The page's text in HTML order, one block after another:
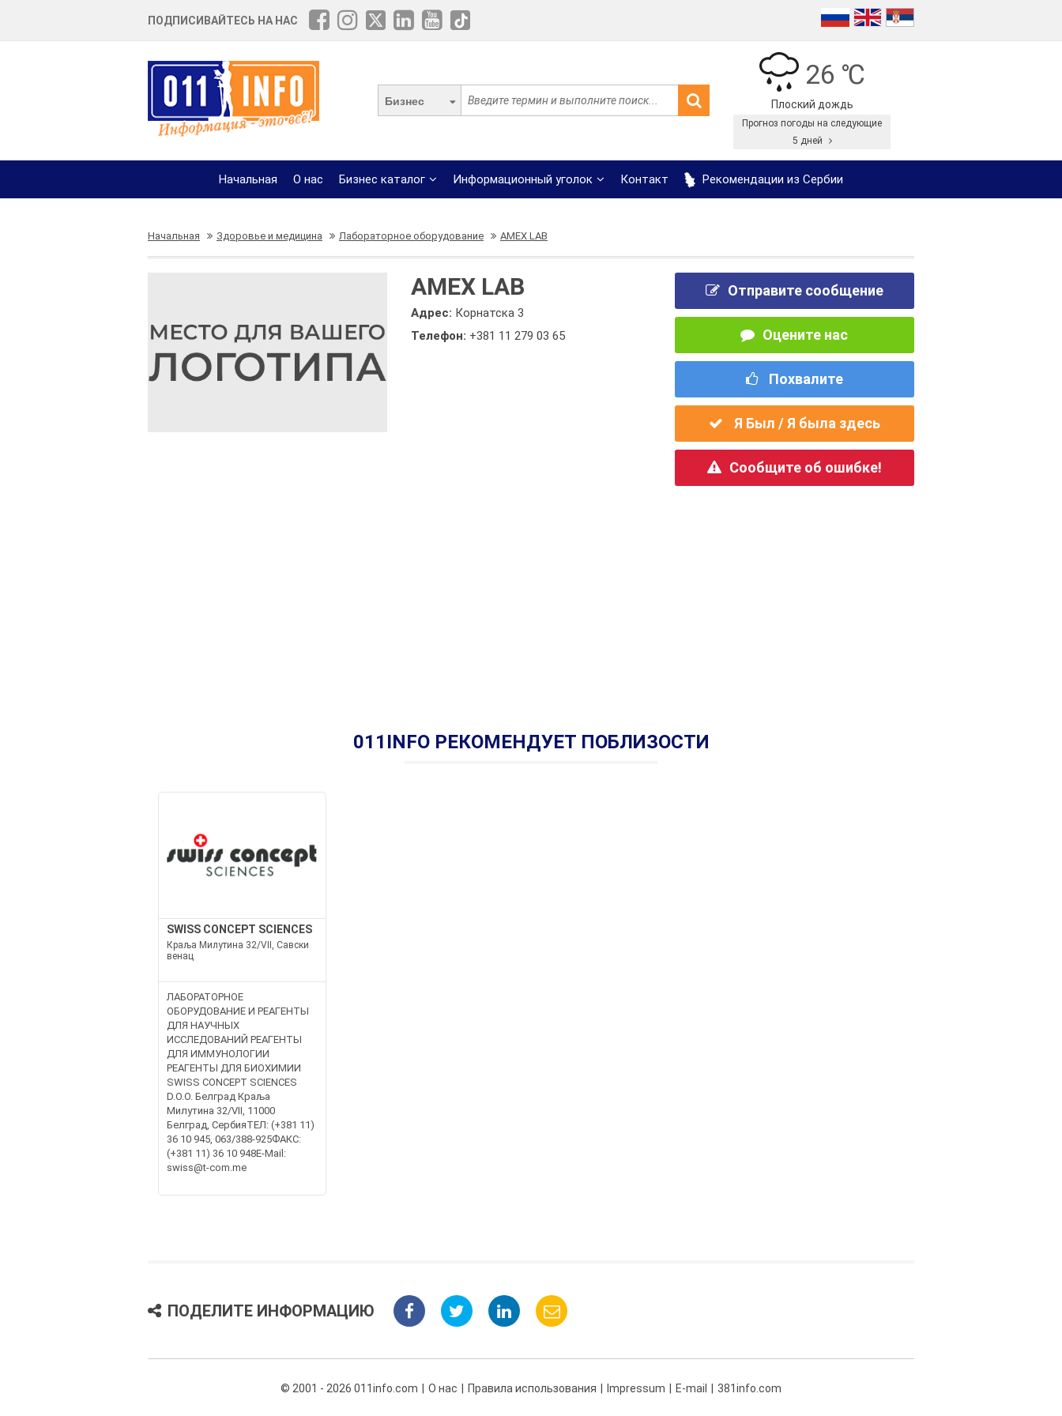
ПОДПИСИВАЙТЕСЬ НА НАС
Бизнес
26 ℃
Плоский дождь
Прогноз погоды на следующие
5 дней
Начальная О нас Бизнес каталог Информационный уголок Контакт Рекомендации из Сербии
Начальная Здоровье и медицина Лабораторное оборудование AMEX LAB
AMEX LAB
Адрес: Корнатска 3
Телефон: +381 11 279 03 65
Отправите сообщение
Оцените нас
Похвалите
Я Был / Я была здесь
Сообщите об ошибке!
011INFO РЕКОМЕНДУЕТ ПОБЛИЗОСТИ
SWISS CONCEPT SCIENCES
Краља Милутина 32/VII, Савски
венац
ЛАБОРАТОРНОЕ
ОБОРУДОВАНИЕ И РЕАГЕНТЫ
ДЛЯ НАУЧНЫХ
ИССЛЕДОВАНИЙ РЕАГЕНТЫ
ДЛЯ ИММУНОЛОГИИ
РЕАГЕНТЫ ДЛЯ БИОХИМИИ
SWISS CONCEPT SCIENCES
D.O.O. Белград Краља
Милутина 32/VII, 11000
Белград, СербияТЕЛ: (+381 11)
36 10 945, 063/388-925ФАКС:
(+381 11) 36 10 948E-Mail:
swiss@t-com.me
ПОДЕЛИТЕ ИНФОРМАЦИЮ
© 2001 - 2026 011info.com О нас Правила использования Impressum E-mail 381info.com